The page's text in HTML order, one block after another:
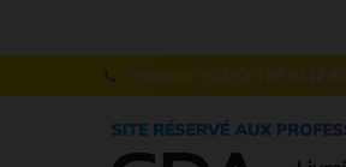
Téléphone: + 33 (0) 3 89 30 12 90